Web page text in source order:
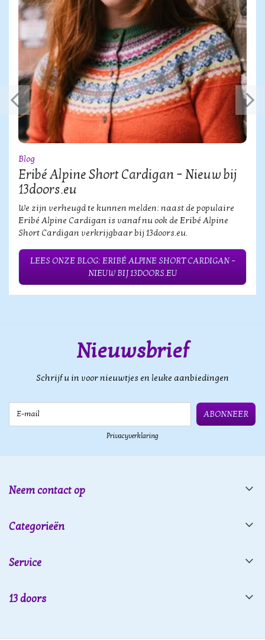
Blog
Eribé Alpine Short Cardigan – Nieuw bij
13doors.eu
We zijn verheugd te kunnen melden: naast de populaire
Eribé Alpine Cardigan is vanaf nu ook de Eribé Alpine
Short Cardigan verkrijgbaar bij 13doors.eu.
LEES ONZE BLOG: ERIBÉ ALPINE SHORT CARDIGAN –
NIEUW BIJ 13DOORS.EU
Nieuwsbrief
Schrijf u in voor nieuwtjes en leuke aanbiedingen
ABONNEER
Privacyverklaring
Neem contact op
Categorieën
Service
13 doors